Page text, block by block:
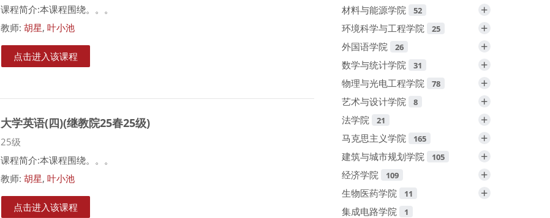
课程简介:本课程围绕。。。
教师:胡星,叶小池
点击进入该课程
大学英语(四)(继教院25春25级)
课程类别
25级
课程简介:本课程围绕。。。
教师:胡星,叶小池
点击进入该课程
材料与能源学院 52 +
环境科学与工程学院 25 +
外国语学院 26 +
数学与统计学院 31 +
物理与光电工程学院 78 +
艺术与设计学院 8 +
法学院 21 +
马克思主义学院 165 +
建筑与城市规划学院 105 +
经济学院 109 +
生物医药学院 11 +
集成电路学院 1